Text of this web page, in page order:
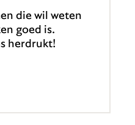
die wil weten
goed is.
herdrukt!